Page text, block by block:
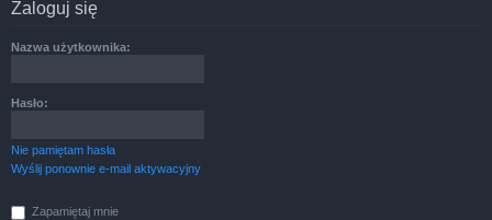
Zaloguj się
Nazwa użytkownika:
Hasło:
Nie pamiętam hasła
Wyślij ponownie e-mail aktywacyjny
Zapamiętaj mnie